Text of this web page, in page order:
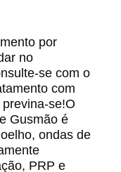
por
no
se com o
com
se!O
Gusmão é
ondas de
PRP e